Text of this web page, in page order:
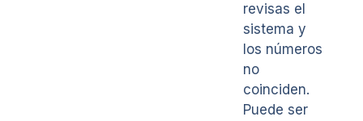
revisas el
sistema y
los números
no
coinciden.
Puede ser